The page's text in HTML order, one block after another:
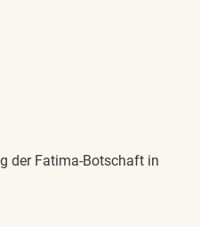
der Fatima-Botschaft in